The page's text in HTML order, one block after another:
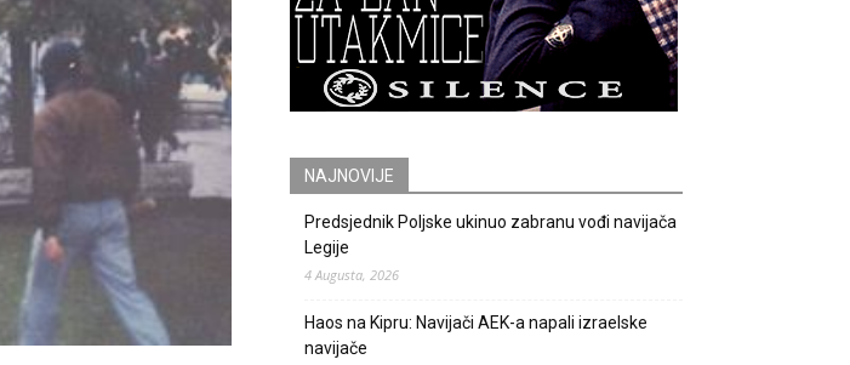
NAJNOVIJE
Predsjednik Poljske ukinuo zabranu vođi navijača
Legije
4 Augusta, 2026
Haos na Kipru: Navijači AEK-a napali izraelske
navijače